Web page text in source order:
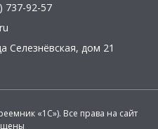
737-92-57
Селезнёвская, дом 21
«1С»). Все права на сайт